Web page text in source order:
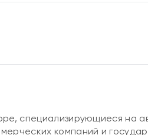
специализирующиеся на
компаний и